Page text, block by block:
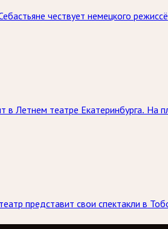
чествует немецкого
в Летнем театре Екатеринбурга.
представит свои спектакли в